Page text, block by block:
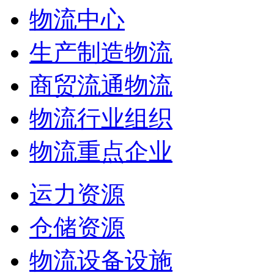
物流中心
生产制造物流
商贸流通物流
物流行业组织
物流重点企业
运力资源
仓储资源
物流设备设施